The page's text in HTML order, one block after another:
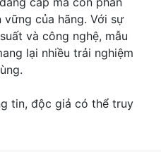
của hãng. Với sự
và công nghệ, mẫu
lại nhiều trải nghiệm
tin, độc giả có thể truy